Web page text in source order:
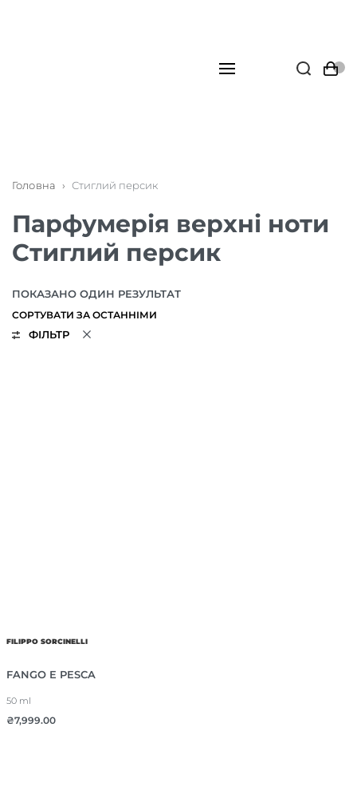
Головна › Стиглий персик
Парфумерія верхні ноти
Стиглий персик
ПОКАЗАНО ОДИН РЕЗУЛЬТАТ
ФІЛЬТР
FILIPPO SORCINELLI
FANGO E PESCA
50 ml
₴7,999.00